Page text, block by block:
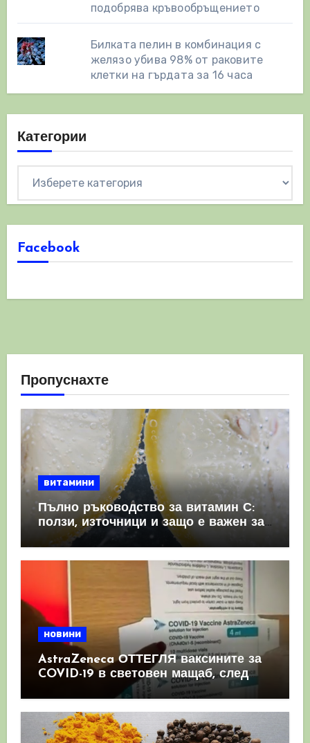
подобрява кръвообръщението
Билката пелин в комбинация с
желязо убива 98% от раковите
клетки на гърдата за 16 часа
Категории
Facebook
Пропуснахте
витамини
Пълно ръководство за витамин С:
ползи, източници и защо е важен за
имунната система
новини
AstraZeneca ОТТЕГЛЯ ваксините за
COVID-19 в световен мащаб, след
като призна, че те причиняват
КРЪВНИ съсиреци